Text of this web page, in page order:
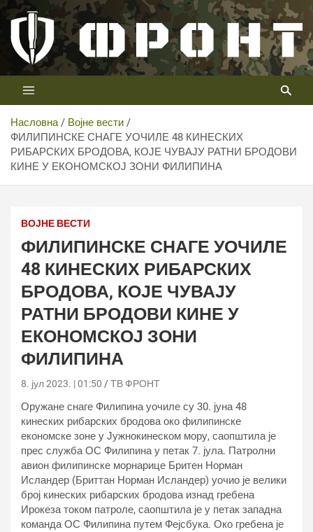
Скип
цонтент
Телевизија ФРОНТ
Први војни канал у Србији
Насловна
Војне вести
ФИЛИПИНСКЕ СНАГЕ УОЧИЛЕ 48 КИНЕСКИХ
РИБАРСКИХ БРОДОВА, КОЈЕ ЧУВАЈУ РАТНИ БРОДОВИ
КИНЕ У ЕКОНОМСКОЈ ЗОНИ ФИЛИПИНА
ВОЈНЕ ВЕСТИ
ФИЛИПИНСКЕ СНАГЕ УОЧИЛЕ
48 КИНЕСКИХ РИБАРСКИХ
БРОДОВА, КОЈЕ ЧУВАЈУ
РАТНИ БРОДОВИ КИНЕ У
ЕКОНОМСКОЈ ЗОНИ
ФИЛИПИНА
8. јул 2023. | 01:50 ТВ ФРОНТ
Оружане снаге Филипина уочиле су 30. јуна 48
кинеских рибарских бродова око филипинске
економске зоне у Јужнокинеском мору, саопштила је
прес служба ОС Филипина у петак 7. јула. Патролни
авион филипинске морнарице Бритен Норман
Исландер (Бриттан Норман Исландер) уочио је велики
број кинеских рибарских бродова изнад гребена
Ирокеза током патроле, саопштила је у петак западна
команда ОС Филипина путем Фејсбука. Око гребена је